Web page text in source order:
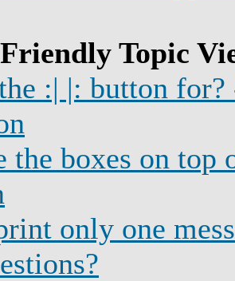
Topic
:| |: button
the boxes on top
only one